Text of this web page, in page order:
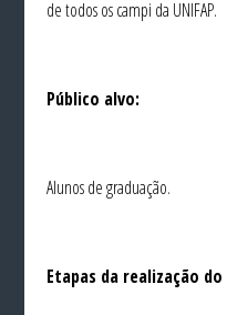
de todos os campi da UNIFAP.
Público alvo:
Alunos de graduação.
Etapas da realização